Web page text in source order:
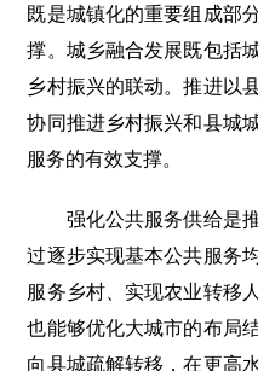
既是城镇化的重要组成部
撑。城乡融合发展既包括
乡村振兴的联动。推进以
协同推进乡村振兴和县城
服务的有效支撑。
强化公共服务供给是推
过逐步实现基本公共服务
服务乡村、实现农业转移
也能够优化大城市的布局
向县城疏解转移，在更高